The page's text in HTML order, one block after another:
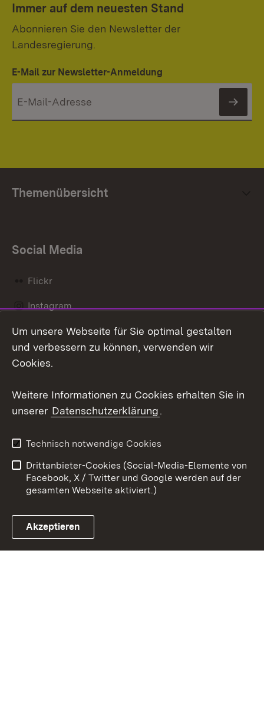
Immer auf dem neuesten Stand
Abonnieren Sie den Newsletter der
Landesregierung.
E-Mail zur Newsletter-Anmeldung
Themenübersicht
Social Media
Flickr
Instagram
Social Wall
Link zum Landesportal
Barrierefreiheit
Benutzungshinweise
Impressum
Cookies
Um unsere Webseite für Sie optimal gestalten
und verbessern zu können, verwenden wir
Cookies.
Weitere Informationen zu Cookies erhalten Sie in
unserer Datenschutzerklärung.
Technisch notwendige Cookies
Drittanbieter-Cookies (Social-Media-Elemente von
Facebook, X / Twitter und Google werden auf der
gesamten Webseite aktiviert.)
Akzeptieren